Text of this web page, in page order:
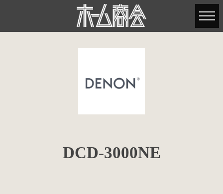
DCD-3000NE